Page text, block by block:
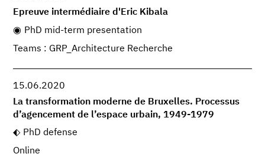
Epreuve intermédiaire d'Eric Kibala
PhD mid-term presentation
Teams : GRP_Architecture Recherche
15.06.2020
La transformation moderne de Bruxelles. Processus
d’agencement de l’espace urbain, 1949-1979
PhD defense
Online